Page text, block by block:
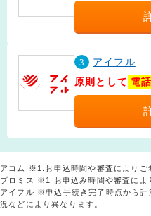
3
アイフル
原則として 電話
アコム ※1.お申込時間や審査によりご
プロミス ※1 お申込み時間や審査によ
アイフル ※申込手続き完了時点から計
況などにより異なります。